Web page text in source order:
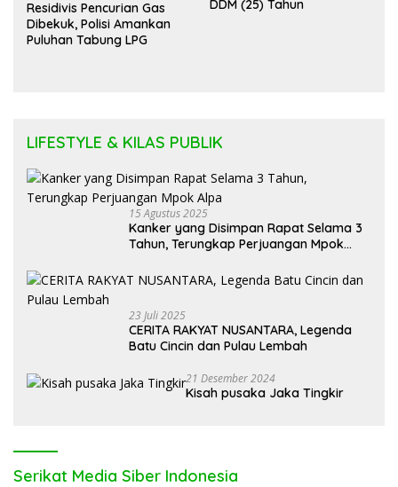
Residivis Pencurian Gas
Dibekuk, Polisi Amankan
Puluhan Tabung LPG
DDM (25) Tahun
LIFESTYLE & KILAS PUBLIK
15 Agustus 2025
Kanker yang Disimpan Rapat Selama 3
Tahun, Terungkap Perjuangan Mpok
23 Juli 2025
CERITA RAKYAT NUSANTARA, Legenda
Batu Cincin dan Pulau Lembah
21 Desember 2024
Kisah pusaka Jaka Tingkir
Serikat Media Siber Indonesia